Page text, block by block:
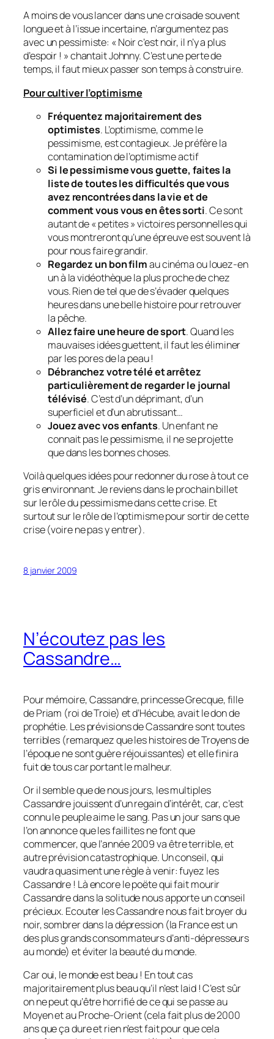
A moins de vous lancer dans une croisade souvent
longue et à l’issue incertaine, n’argumentez pas
avec un pessimiste: « Noir c’est noir, il n’y a plus
d’espoir ! » chantait Johnny. C’est une perte de
temps, il faut mieux passer son temps à construire.
Pour cultiver l’optimisme
Fréquentez majoritairement des
optimistes. L’optimisme, comme le
pessimisme, est contagieux. Je préfère la
contamination de l’optimisme actif
Si le pessimisme vous guette, faites la
liste de toutes les difficultés que vous
avez rencontrées dans la vie et de
comment vous vous en êtes sorti. Ce sont
autant de « petites » victoires personnelles qui
vous montreront qu’une épreuve est souvent là
pour nous faire grandir.
Regardez un bon filmau cinéma ou louez-en
un à la vidéothèque la plus proche de chez
vous. Rien de tel que de s’évader quelques
heures dans une belle histoire pour retrouver
la pêche.
Allez faire une heure de sport. Quand les
mauvaises idées guettent, il faut les éliminer
par les pores de la peau !
Débranchez votre télé et arrêtez
particulièrement de regarder le journal
télévisé. C’est d’un déprimant, d’un
superficiel et d’un abrutissant…
Jouez avec vos enfants. Un enfant ne
connait pas le pessimisme, il ne se projette
que dans les bonnes choses.
Voilà quelques idées pour redonner du rose à tout ce
gris environnant. Je reviens dans le prochain billet
sur le rôle du pessimisme dans cette crise. Et
surtout sur le rôle de l’optimisme pour sortir de cette
crise (voire ne pas y entrer).
8 janvier 2009
N’écoutez pas les
Cassandre…
Pour mémoire, Cassandre, princesse Grecque, fille
de Priam (roi de Troie) et d’Hécube, avait le don de
prophétie. Les prévisions de Cassandre sont toutes
terribles (remarquez que les histoires de Troyens de
l’époque ne sont guère réjouissantes) et elle finira
fuit de tous car portant le malheur.
Or il semble que de nous jours, les multiples
Cassandre jouissent d’un regain d’intérêt, car, c’est
connu le peuple aime le sang. Pas un jour sans que
l’on annonce que les faillites ne font que
commencer, que l’année 2009 va être terrible, et
autre prévision catastrophique. Un conseil, qui
vaudra quasiment une règle à venir: fuyez les
Cassandre ! Là encore le poëte qui fait mourir
Cassandre dans la solitude nous apporte un conseil
précieux. Ecouter les Cassandre nous fait broyer du
noir, sombrer dans la dépression (la France est un
des plus grands consommateurs d’anti-dépresseurs
au monde) et éviter la beauté du monde.
Car oui, le monde est beau ! En tout cas
majoritairement plus beau qu’il n’est laid ! C’est sûr
on ne peut qu’être horrifié de ce qui se passe au
Moyen et au Proche-Orient (cela fait plus de 2000
ans que ça dure et rien n’est fait pour que cela